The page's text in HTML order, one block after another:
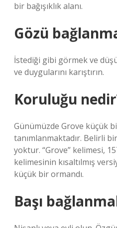
bir bağışıklık alanı.
Gözü
İstediği gibi görmek ve
ve duygularını karıştırın.
Koruluğu
Günümüzde Grove küçük
tanımlanmaktadır. Belirli
yoktur. “Grove” kelimesi,
kelimesinin kısaltılmış
küçük bir ormandı.
Başı